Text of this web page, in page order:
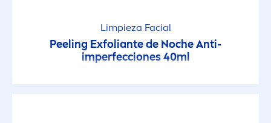
Limpieza Facial
Peeling Exfoliante de Noche Anti-
imperfecciones 40ml